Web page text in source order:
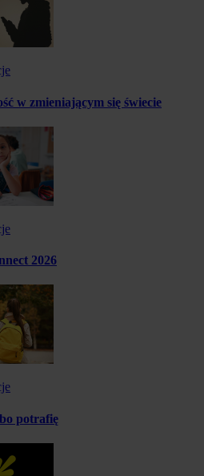
w zmieniającym się świecie
2026
potrafię